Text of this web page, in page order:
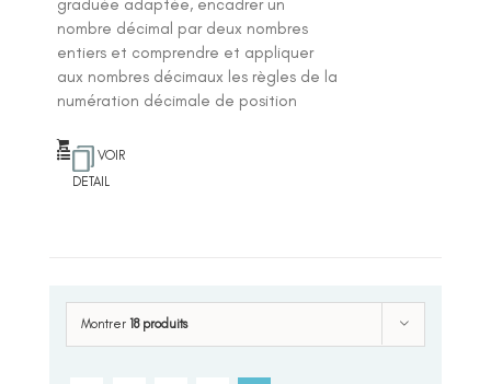
nombre décimal par deux nombres
entiers et comprendre et appliquer
aux nombres décimaux les règles de la
numération décimale de position
VOIR
DETAIL
Montrer 18 produits